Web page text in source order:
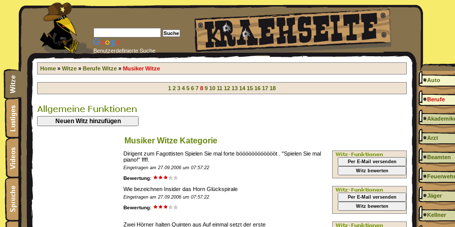
Benutzerdefinierte Suche
Home » Witze » Berufe Witze » Musiker Witze
1 2 3 4 5 6 7 8 9 10 11 12 13 14 15 16 17 18
Neuen Witz hinzufügen
Musiker Witze Kategorie
Per E-Mail versenden
Witz bewerten
Dirigent zum Fagottisten Spielen Sie mal forte bööööööööööööt . "Spielen Sie mal
piano!" ffff.
Eingetragen am 27.09.2006 um 07:57:22
Bewertung:
Per E-Mail versenden
Witz bewerten
Wie bezeichnen Insider das Horn Glückspirale
Eingetragen am 27.09.2006 um 07:57:22
Bewertung:
Zwei Hörner halten Quinten aus Auf einmal setzt der erste
Auto
Berufe
Arzt
Beamten
Feuerwehr
Jäger
Kellner